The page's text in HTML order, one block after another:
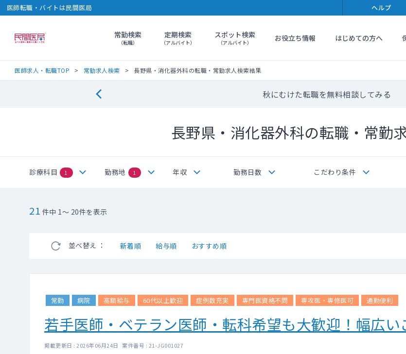
医師転職・バイトは民間医局 ヘルプ
民間医局常勤検索
（転職）
定期検索
（アルバイト）
スポット検索
（アルバイト） お役立ち情報 はじめての方へ
医師求人・転職TOP 常勤求人検索 長野県・消化器外科の転職・常勤求人検索結果
秋にむけた転職を無料相談してみる
長野県・消化器外科の転職・常勤
診療科目 1 勤務地 1 年収 勤務日数 こだわり条件
21 件中 1～ 20件を表示
並べ替え ： 新着順 給与順 おすすめ順
常勤 病院 高額給与 60代以上歓迎 症例数充実 専門医資格不問 専攻医・専修医可 通勤便利
若手医師・ベテラン医師・転科希望も大歓迎！幅広い
掲載更新日 : 2026年06月24日 案件番号 : 21-JG001027